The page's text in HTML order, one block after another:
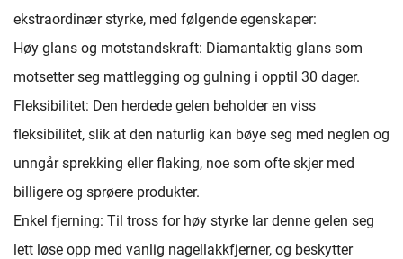
ekstraordinær styrke, med følgende egenskaper:
Høy glans og motstandskraft: Diamantaktig glans som
motsetter seg mattlegging og gulning i opptil 30 dager.
Fleksibilitet: Den herdede gelen beholder en viss
fleksibilitet, slik at den naturlig kan bøye seg med neglen og
unngår sprekking eller flaking, noe som ofte skjer med
billigere og sprøere produkter.
Enkel fjerning: Til tross for høy styrke lar denne gelen seg
lett løse opp med vanlig nagellakkfjerner, og beskytter